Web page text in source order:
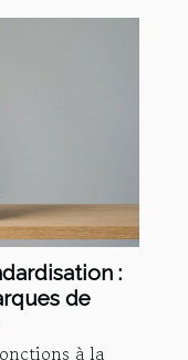
:
de
à la